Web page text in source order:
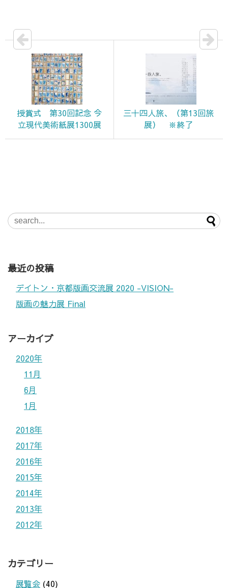
授賞式 第30回記念 今
立現代美術紙展1300展
三十四人旅、（第13回旅
展） ※終了
最近の投稿
デイトン・京都版画交流展 2020 -VISION-
版画の魅力展 Final
アーカイブ
2020年
11月
6月
1月
2018年
2017年
2016年
2015年
2014年
2013年
2012年
カテゴリー
展覧会 (40)